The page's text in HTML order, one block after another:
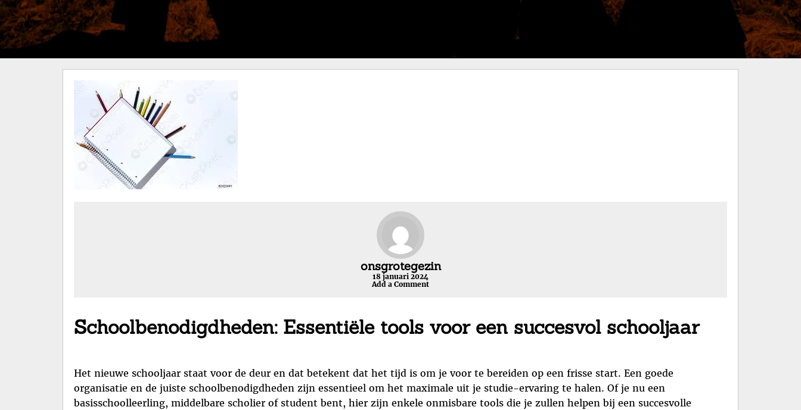
onsgrotegezin
18 januari 2024
Add a Comment
Schoolbenodigdheden: Essentiële tools voor een succesvol schooljaar
Het nieuwe schooljaar staat voor de deur en dat betekent dat het tijd is om je voor te bereiden op een frisse start. Een goede
organisatie en de juiste schoolbenodigdheden zijn essentieel om het maximale uit je studie-ervaring te halen. Of je nu een
basisschoolleerling, middelbare scholier of student bent, hier zijn enkele onmisbare tools die je zullen helpen bij een succesvolle